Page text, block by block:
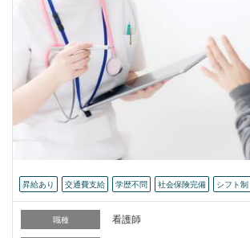
昇給あり 交通費支給 学歴不問 社会保険完備 シフト制
職種 看護師